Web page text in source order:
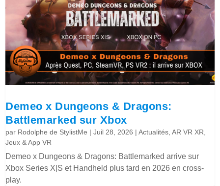
Demeo x Dungeons & Dragons:
Battlemarked sur Xbox
par Rodolphe de StylistMe |Juil 28, 2026 |Actualités ,AR VR XR
Jeux & App VR
Demeo x Dungeons & Dragons: Battlemarked arrive sur
Xbox Series X|S et Handheld plus tard en 2026 en cross-
play.